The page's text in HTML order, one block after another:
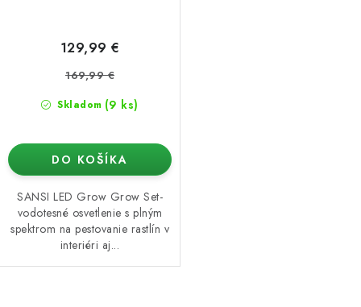
Skladom (9 ks)
129,99 €
169,99 €
DO KOŠÍKA
SANSI LED Grow Grow Set-
vodotesné osvetlenie s plným
spektrom na pestovanie rastlín v
interiéri aj...